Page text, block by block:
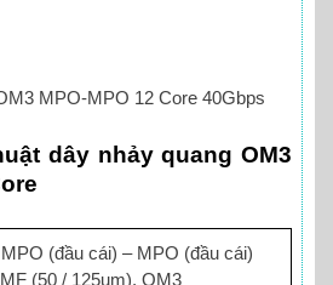
MPO-MPO 12 Core 40Gbps
dây nhảy quang OM3
(đầu cái) – MPO (đầu cái)
(50 / 125um), OM3